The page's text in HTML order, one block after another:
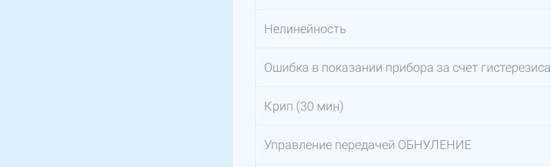
Нелинейность
Ошибка в показании прибора за счет гистерезиса
Крип (30 мин)
Управление передачей ОБНУЛЕНИЕ